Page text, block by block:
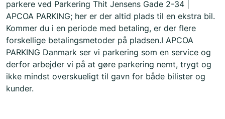
parkere ved Parkering Thit Jensens Gade 2-34 |
APCOA PARKING; her er der altid plads til en ekstra bil.
Kommer du i en periode med betaling, er der flere
forskellige betalingsmetoder på pladsen.I APCOA
PARKING Danmark ser vi parkering som en service og
derfor arbejder vi på at gøre parkering nemt, trygt og
ikke mindst overskueligt til gavn for både bilister og
kunder.